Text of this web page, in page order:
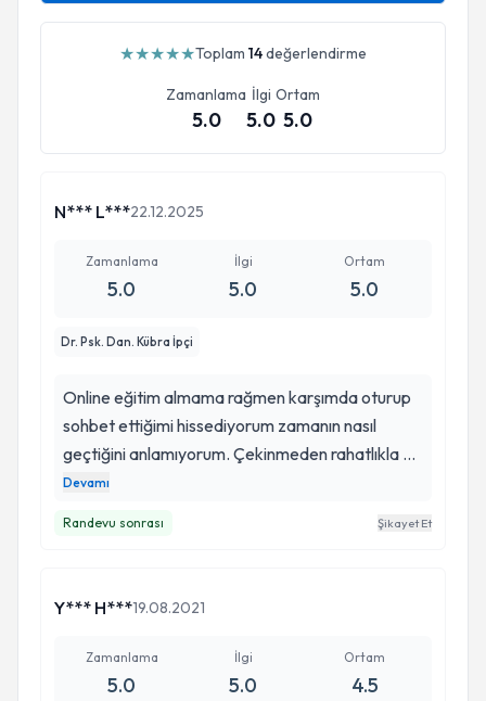
★★★★★Toplam 14değerlendirme
Zamanlama
5.0
İlgi
5.0
Ortam
5.0
N*** L***22.12.2025
Zamanlama
5.0
İlgi
5.0
Ortam
5.0
Dr. Psk. Dan. Kübra İpçi
Online eğitim almama rağmen karşımda oturup
sohbet ettiğimi hissediyorum zamanın nasıl
geçtiğini anlamıyorum. Çekinmeden rahatlıkla hiç
tanımadığınız biriyle konuşmak zordur ancak
Devamı
Randevu sonrası Şikayet Et
Y*** H***19.08.2021
Zamanlama
5.0
İlgi
5.0
Ortam
4.5